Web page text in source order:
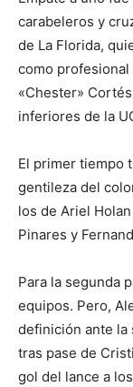
carabeleros y
de La Florida,
como
«Chester»
inferiores de la
El primer tiempo
gentileza del
los de Ariel
Pinares y
Para la segunda
equipos. Pero,
definición ante la
tras pase de
gol del lance a los